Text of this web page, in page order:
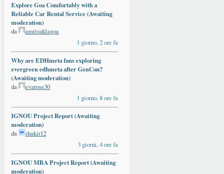
Explore Goa Comfortably with a
Reliable Car Rental Service (Awaiting
moderation)
da
amitsuklagoa
1 giorno, 2 ore fa
Why are EDHmeta fans exploring
evergreen edhmeta after GenCon?
(Awaiting moderation)
da
evarose30
1 giorno, 8 ore fa
IGNOU Project Report (Awaiting
moderation)
da
shakir12
3 giorni, 4 ore fa
IGNOU MBA Project Report (Awaiting
moderation)